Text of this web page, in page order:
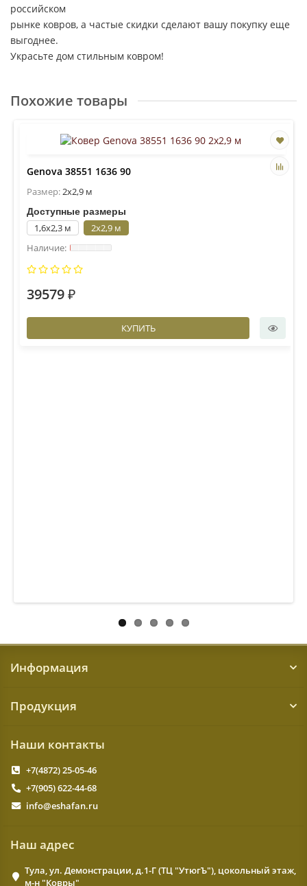
российском
рынке ковров, а частые скидки сделают вашу покупку еще
выгоднее.
Украсьте дом стильным ковром!
Похожие товары
Genova 38551 1636 90
Размер:2x2,9 м
Доступные размеры
1,6x2,3 м 2x2,9 м
39579 ₽
КУПИТЬ
Информация
Продукция
Наши контакты
+7(4872) 25-05-46
+7(905) 622-44-68
info@eshafan.ru
Наш адрес
Тула, ул. Демонстрации, д.1-Г (ТЦ "УтюгЪ"), цокольный этаж,
м-н "Ковры"